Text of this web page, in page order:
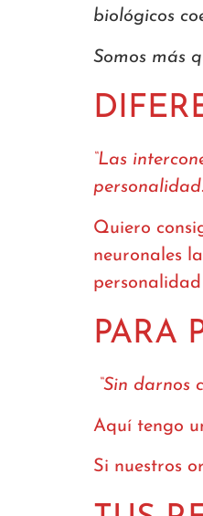
biológicos
Somos más
“Las
Quiero
neuronales
PARA
“Sin darnos
Aquí tengo
Si nuestros